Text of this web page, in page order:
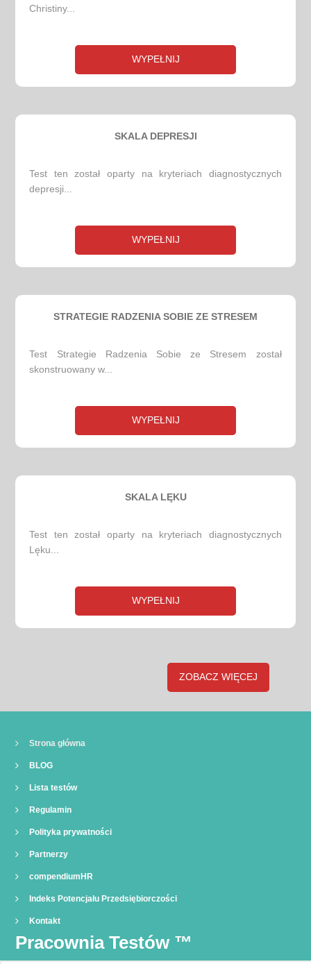
Christiny...
WYPEŁNIJ
SKALA DEPRESJI
Test ten został oparty na kryteriach diagnostycznych
depresji...
WYPEŁNIJ
STRATEGIE RADZENIA SOBIE ZE STRESEM
Test Strategie Radzenia Sobie ze Stresem został
skonstruowany w...
WYPEŁNIJ
SKALA LĘKU
Test ten został oparty na kryteriach diagnostycznych
Lęku...
WYPEŁNIJ
ZOBACZ WIĘCEJ
Strona główna
BLOG
Lista testów
Regulamin
Polityka prywatności
Partnerzy
compendiumHR
Indeks Potencjału Przedsiębiorczości
Kontakt
Pracownia Testów ™